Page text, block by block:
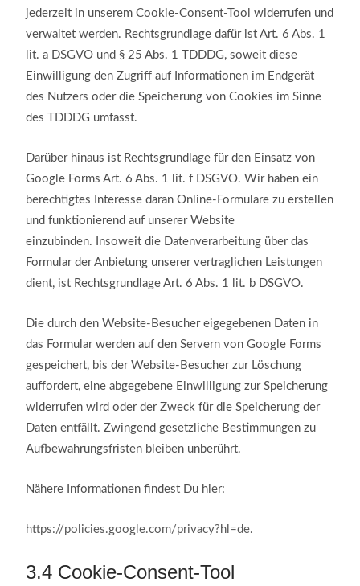
jederzeit in unserem Cookie-Consent-Tool widerrufen und
verwaltet werden. Rechtsgrundlage dafür ist Art. 6 Abs. 1
lit. a DSGVO und § 25 Abs. 1 TDDDG, soweit diese
Einwilligung den Zugriff auf Informationen im Endgerät
des Nutzers oder die Speicherung von Cookies im Sinne
des TDDDG umfasst.
Darüber hinaus ist Rechtsgrundlage für den Einsatz von
Google Forms Art. 6 Abs. 1 lit. f DSGVO. Wir haben ein
berechtigtes Interesse daran Online-Formulare zu erstellen
und funktionierend auf unserer Website
einzubinden. Insoweit die Datenverarbeitung über das
Formular der Anbietung unserer vertraglichen Leistungen
dient, ist Rechtsgrundlage Art. 6 Abs. 1 lit. b DSGVO.
Die durch den Website-Besucher eigegebenen Daten in
das Formular werden auf den Servern von Google Forms
gespeichert, bis der Website-Besucher zur Löschung
auffordert, eine abgegebene Einwilligung zur Speicherung
widerrufen wird oder der Zweck für die Speicherung der
Daten entfällt. Zwingend gesetzliche Bestimmungen zu
Aufbewahrungsfristen bleiben unberührt.
Nähere Informationen findest Du hier:
https://policies.google.com/privacy?hl=de.
3.4 Cookie-Consent-Tool